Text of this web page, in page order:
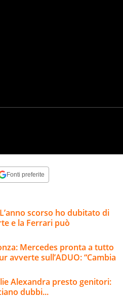
Fonti preferite
scorso ho dubitato di
e la Ferrari può
Mercedes pronta a tutto
avverte sull’ADUO: “Cambia
Alexandra presto genitori:
dubbi...